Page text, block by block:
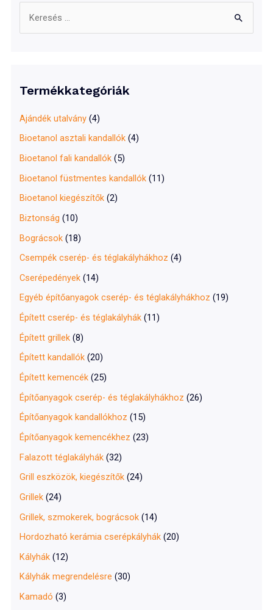
f
o
Termékkategóriák
Ajándék utalvány (4)
Bioetanol asztali kandallók (4)
Bioetanol fali kandallók (5)
Bioetanol füstmentes kandallók (11)
Bioetanol kiegészítők (2)
Biztonság (10)
Bográcsok (18)
Csempék cserép- és téglakályhákhoz (4)
Cserépedények (14)
Egyéb építőanyagok cserép- és téglakályhákhoz (19)
Épített cserép- és téglakályhák (11)
Épített grillek (8)
Épített kandallók (20)
Épített kemencék (25)
Építőanyagok cserép- és téglakályhákhoz (26)
Építőanyagok kandallókhoz (15)
Építőanyagok kemencékhez (23)
Falazott téglakályhák (32)
Grill eszközök, kiegészítők (24)
Grillek (24)
Grillek, szmokerek, bográcsok (14)
Hordozható kerámia cserépkályhák (20)
Kályhák (12)
Kályhák megrendelésre (30)
Kamadó (3)